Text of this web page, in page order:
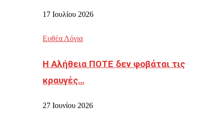
17 Ιουλίου 2026
Ευθέα Λόγια
Η Αλήθεια ΠΟΤΕ δεν φοβάται τις
κραυγές…
27 Ιουνίου 2026